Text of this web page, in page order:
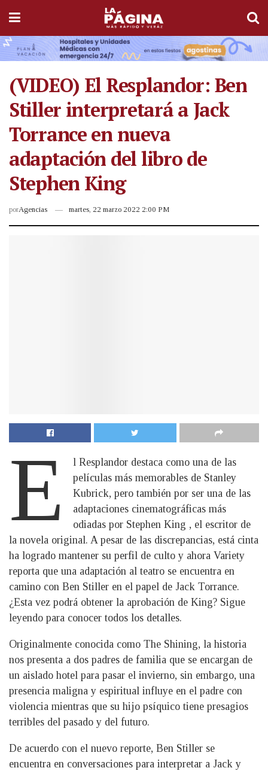
(VIDEO) El Resplandor: Ben
Stiller interpretará a Jack
Torrance en nueva
adaptación del libro de
Stephen King
porAgencias martes, 22 marzo 2022 2:00 PM
E
l Resplandor destaca como una de las
películas más memorables de Stanley
Kubrick, pero también por ser una de las
adaptaciones cinematográficas más
odiadas por Stephen King , el escritor de
la novela original. A pesar de las discrepancias, está cinta
ha logrado mantener su perfil de culto y ahora Variety
reporta que una adaptación al teatro se encuentra en
camino con Ben Stiller en el papel de Jack Torrance.
¿Esta vez podrá obtener la aprobación de King? Sigue
leyendo para conocer todos los detalles.
Originalmente conocida como The Shining, la historia
nos presenta a dos padres de familia que se encargan de
un aislado hotel para pasar el invierno, sin embargo, una
presencia maligna y espiritual influye en el padre con
violencia mientras que su hijo psíquico tiene presagios
terribles del pasado y del futuro.
De acuerdo con el nuevo reporte, Ben Stiller se
encuentra en conversaciones para interpretar a Jack y